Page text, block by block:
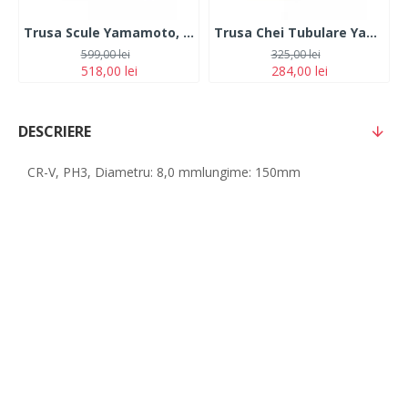
Trusa Scule Yamamoto, 92 Piese
518,00 lei
599,00 lei
Trusa Chei Tubulare Yamamoto, 108 piese
284,00 lei
325,00 lei
DESCRIERE
CR-V, PH3, Diametru: 8,0 mmlungime: 150mm